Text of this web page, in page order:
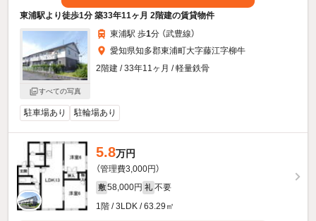
東浦駅より徒歩1分 築33年11ヶ月 2階建の賃貸物件
すべての写真
東浦駅 歩1分 （武豊線）
愛知県知多郡東浦町大字藤江字柳牛
2階建 / 33年11ヶ月 / 軽量鉄骨
駐車場あり 駐輪場あり
5.8万円
（管理費3,000円）
敷 58,000円 礼 不要
1階 / 3LDK / 63.29㎡